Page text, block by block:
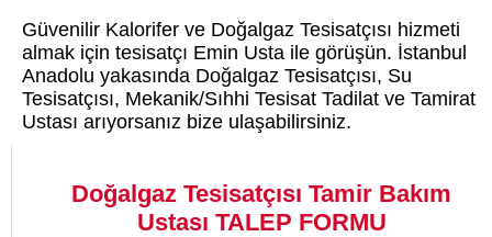
Güvenilir Kalorifer ve Doğalgaz Tesisatçısı hizmeti
almak için tesisatçı Emin Usta ile görüşün. İstanbul
Anadolu yakasında Doğalgaz Tesisatçısı, Su
Tesisatçısı, Mekanik/Sıhhi Tesisat Tadilat ve Tamirat
Ustası arıyorsanız bize ulaşabilirsiniz.
Doğalgaz Tesisatçısı Tamir Bakım
Ustası TALEP FORMU